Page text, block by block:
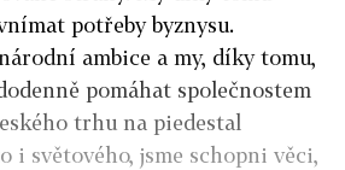
potřeby byznysu.
ambice a my, díky tomu,
pomáhat společnostem
trhu na piedestal
i světového, jsme schopni věci,